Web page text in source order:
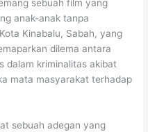
sebuah film yang
anak-anak tanpa
Kinabalu, Sabah, yang
dilema antara
dalam kriminalitas akibat
mata masyarakat terhadap
sebuah adegan yang